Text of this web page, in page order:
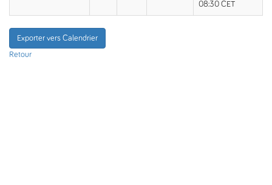
08:30 CET
Exporter vers Calendrier
Retour